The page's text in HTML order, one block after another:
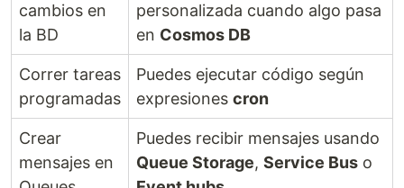
cambios en
la BD
personalizada cuando algo pasa
en Cosmos DB
Correr tareas
programadas
Puedes ejecutar código según
expresiones cron
Crear
mensajes en
Puedes recibir mensajes usando
Queue Storage, Service Bus o